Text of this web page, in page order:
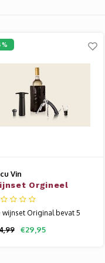
Vin
Orgineel
Vin
wijnset Original bevat 5
te openen, koelen,
€29,95